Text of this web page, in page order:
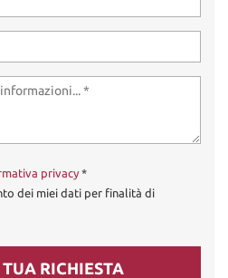
privacy*
dei miei dati per finalità di
RICHIESTA